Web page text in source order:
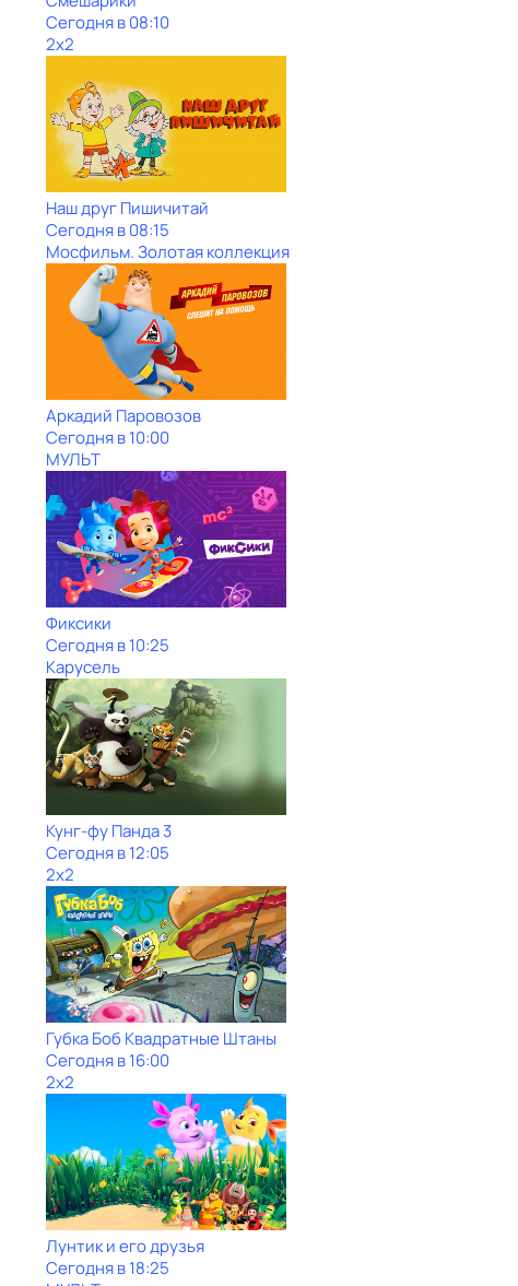
Сегодня в 08:10
2x2
Наш друг Пишичитай
Сегодня в 08:15
Мосфильм. Золотая коллекция
Аркадий Паровозов
Сегодня в 10:00
МУЛЬТ
Фиксики
Сегодня в 10:25
Карусель
Кунг-фу Панда 3
Сегодня в 12:05
2x2
Губка Боб Квадратные Штаны
Сегодня в 16:00
2x2
Лунтик и его друзья
Сегодня в 18:25